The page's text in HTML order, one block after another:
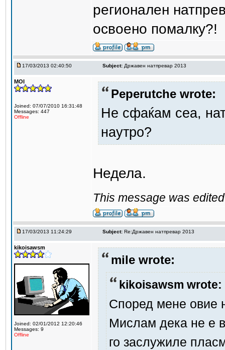
регионален
освоено помалку?!
17/03/2013 02:40:50 Subject: Државен натпревар 2013
MOI
Joined: 07/07/2010 16:31:48
Messages: 447
Offline
Peperutche wrote:
Не сфаќам сеа,
наутро?
Недела.
This message was
17/03/2013 11:24:29 Subject: Re:Државен натпревар 2013
kikoisawsm
Joined: 02/01/2012 12:20:46
Messages: 9
Offline
mile wrote:
kikoisawsm wrote:
Според мене овие
Мислам дека не е
го заслужиле